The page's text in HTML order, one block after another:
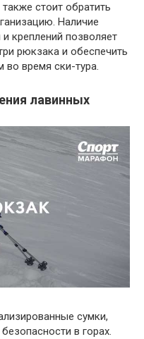
стоит обратить
Наличие
креплений позволяет
рюкзака и обеспечить
во время ски-тура.
лавинных
сумки,
в горах.